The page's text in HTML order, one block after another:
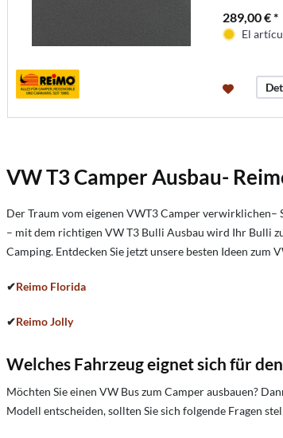
289,00 € *
El
VW T3 Camper Ausbau-
Der Traum vom eigenen VWT3 Camper verwirklichen–
– mit dem richtigen VW T3 Bulli Ausbau wird Ihr Bulli
Camping. Entdecken Sie jetzt unsere besten Ideen zum
✔Reimo Florida
✔Reimo Jolly
Welches Fahrzeug eignet sich für
Möchten Sie einen VW Bus zum Camper ausbauen?
Modell entscheiden, sollten Sie sich folgende Fragen